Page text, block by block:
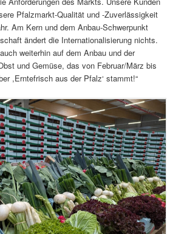
Pfalzmarkt-Qualität und -Zuverlässigkeit
Am Kern und dem Anbau-Schwerpunkt
ändert die Internationalisierung nichts.
weiterhin auf dem Anbau und der
und Gemüse, das von Februar/März bis
,Erntefrisch aus der Pfalz‘ stammt!“